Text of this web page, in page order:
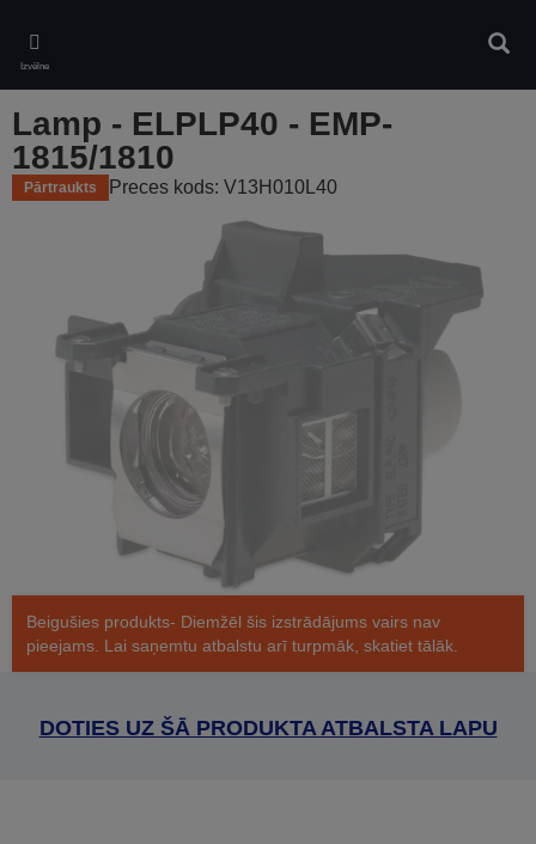
main
content
Izvēlne
Lamp - ELPLP40 - EMP-
1815/1810
Pārtraukts Preces kods: V13H010L40
Beigušies produkts- Diemžēl šis izstrādājums vairs nav
pieejams. Lai saņemtu atbalstu arī turpmāk, skatiet tālāk.
DOTIES UZ ŠĀ PRODUKTA ATBALSTA LAPU